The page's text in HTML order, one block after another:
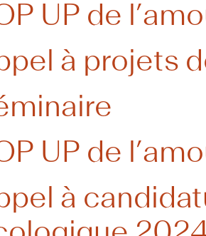
UP de
à projets
UP de
à